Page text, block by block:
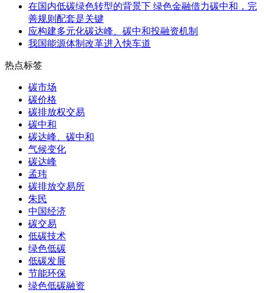
在国内低碳绿色转型的背景下 绿色金融借力碳中和，完
善规则配套是关键
应构建多元化碳达峰、碳中和投融资机制
我国能源体制改革进入快车道
热点标签
碳市场
碳价格
碳排放权交易
碳中和
碳达峰、碳中和
气候变化
碳达峰
孟玮
碳排放交易所
朱民
中国经济
碳交易
低碳技术
绿色低碳
低碳发展
节能环保
绿色低碳融资